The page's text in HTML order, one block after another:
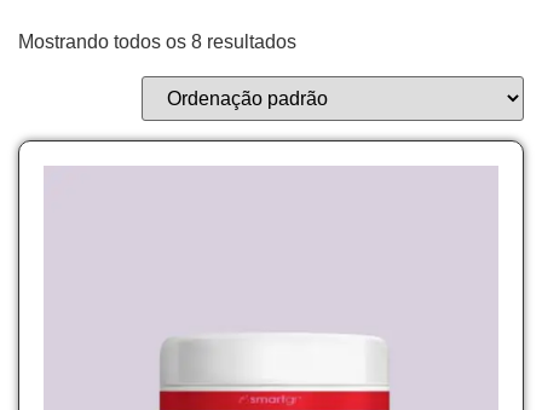
Mostrando todos os 8 resultados